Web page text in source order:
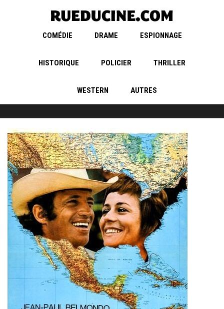
COMÉDIE DRAME ESPIONNAGE
HISTORIQUE POLICIER THRILLER
WESTERN AUTRES